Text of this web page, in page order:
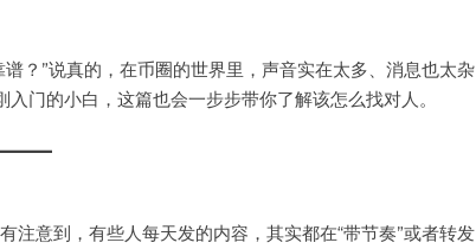
？”说真的，在币圈的世界里，声音实在太多、消息也太杂
门的小白，这篇也会一步步带你了解该怎么找对人。
意到，有些人每天发的内容，其实都在“带节奏”或者转发